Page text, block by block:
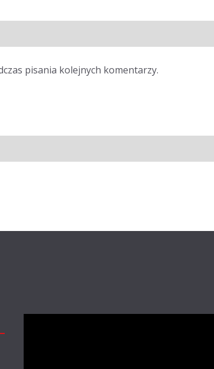
pisania kolejnych komentarzy.